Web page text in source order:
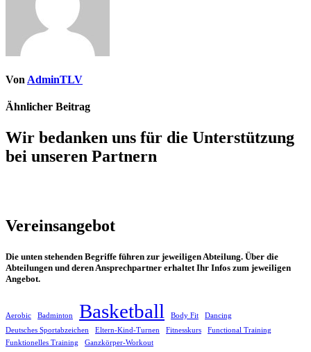
Von AdminTLV
Ähnlicher Beitrag
Wir bedanken uns für die Unterstützung
bei unseren Partnern
Vereinsangebot
Die unten stehenden Begriffe führen zur jeweiligen Abteilung. Über die
Abteilungen und deren Ansprechpartner erhaltet Ihr Infos zum jeweiligen
Angebot.
Aerobic Badminton Basketball Body Fit
Dancing
Deutsches Sportabzeichen
Eltern-Kind-Turnen Fitnesskurs
Functional Training
Funktionelles Training
Ganzkörper-Workout